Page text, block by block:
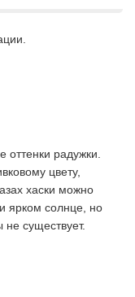
оттенки радужки.
цвету,
хаски можно
ярком солнце, но
не существует.